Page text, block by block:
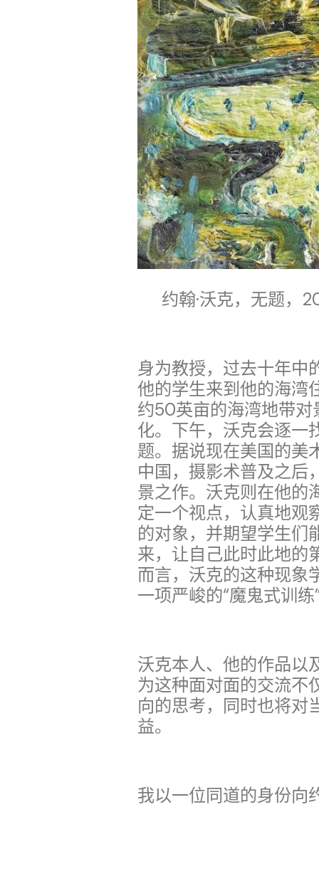
约翰·沃克，无题，
身为教授，过去十年中
他的学生来到他的海湾
约50英亩的海湾地带
化。下午，沃克会逐一
题。据说现在美国的美
中国，摄影术普及之后
景之作。沃克则在他的
定一个视点，认真地观
的对象，并期望学生们
来，让自己此时此地的
而言，沃克的这种现象
一项严峻的“魔鬼式训练
沃克本人、他的作品以
为这种面对面的交流不
向的思考，同时也将对
益。
我以一位同道的身份向